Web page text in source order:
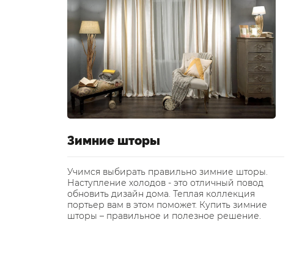
Зимние шторы
Учимся выбирать правильно зимние шторы.
Наступление холодов - это отличный повод
обновить дизайн дома. Теплая коллекция
портьер вам в этом поможет. Купить зимние
шторы – правильное и полезное решение.